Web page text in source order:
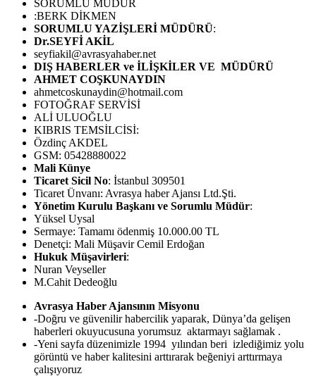
SORUMLU MÜDÜR
:BERK DİKMEN
SORUMLU YAZİŞLERİ MÜDÜRÜ:
Dr.SEYFİ AKİL
seyfiakil@avrasyahaber.net
DIŞ HABERLER ve İLİŞKİLER VE MÜDÜRÜ
AHMET COŞKUNAYDIN
ahmetcoskunaydin@hotmail.com
FOTOĞRAF SERVİSİ
ALİ ULUOĞLU
KIBRIS TEMSİLCİSİ:
Özdinç AKDEL
GSM: 05428880022
Mali Künye
Ticaret Sicil No: İstanbul 309501
Ticaret Ünvanı: Avrasya haber Ajansı Ltd.Şti.
Yönetim Kurulu Başkanı ve Sorumlu Müdür:
Yüksel Uysal
Sermaye: Tamamı ödenmiş 10.000.00 TL
Denetçi: Mali Müşavir Cemil Erdoğan
Hukuk Müşavirleri:
Nuran Veyseller
M.Cahit Dedeoğlu
Avrasya Haber Ajansının Misyonu
-Doğru ve güvenilir habercilik yaparak, Dünya’da gelişen
haberleri okuyucusuna yorumsuz aktarmayı sağlamak .
-Yeni sayfa düzenimizle 1994 yılından beri izlediğimiz yolu
görüntü ve haber kalitesini arttırarak beğeniyi arttırmaya
çalışıyoruz